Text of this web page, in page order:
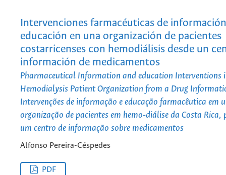
Intervenciones farmacéuticas de
educación en una organización de pacientes
costarricenses con hemodiálisis desde un
información de medicamentos
Pharmaceutical Information and education Interventions
Hemodialysis Patient Organization from a Drug
Intervenções de informação e educação farmacêutica em
organização de pacientes em hemo-diálise da Costa
um centro de informação sobre medicamentos
Alfonso Pereira-Céspedes
PDF